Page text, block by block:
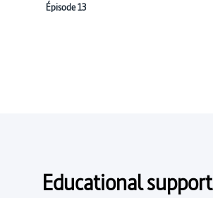
Épisode 13
Educational support